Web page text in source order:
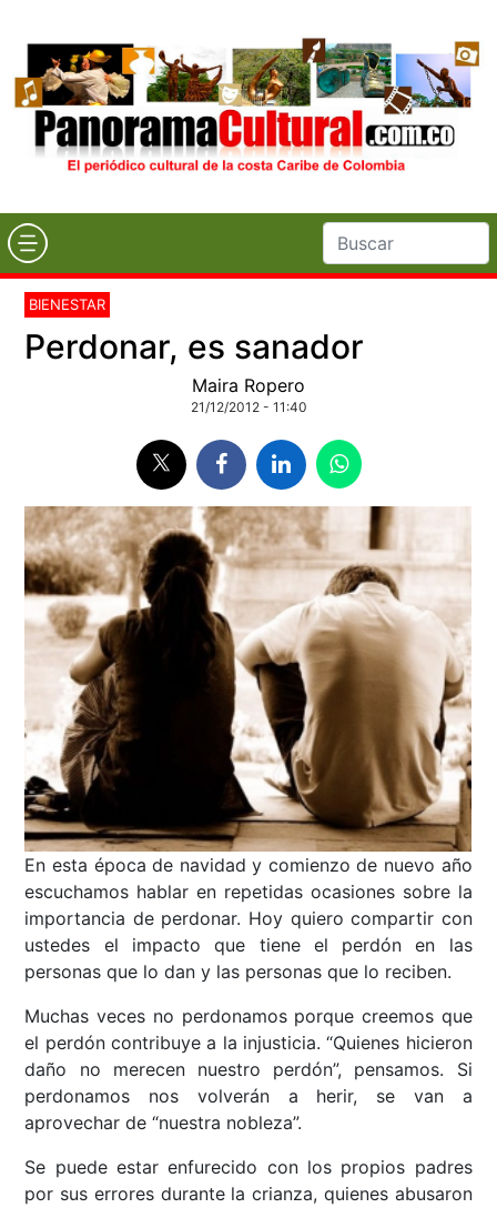
BIENESTAR
Perdonar, es sanador
Maira Ropero
21/12/2012 - 11:40
En esta época de navidad y comienzo de nuevo año
escuchamos hablar en repetidas ocasiones sobre la
importancia de perdonar. Hoy quiero compartir con
ustedes el impacto que tiene el perdón en las
personas que lo dan y las personas que lo reciben.
Muchas veces no perdonamos porque creemos que
el perdón contribuye a la injusticia. “Quienes hicieron
daño no merecen nuestro perdón”, pensamos. Si
perdonamos nos volverán a herir, se van a
aprovechar de “nuestra nobleza”.
Se puede estar enfurecido con los propios padres
por sus errores durante la crianza, quienes abusaron